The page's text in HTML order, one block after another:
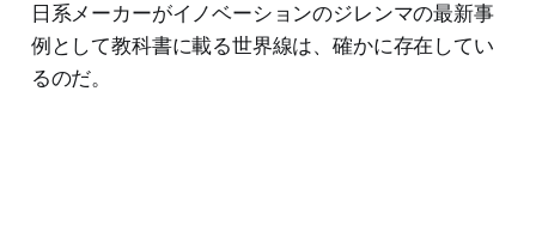
日系メーカーがイノベーションのジレンマの最新事
例として教科書に載る世界線は、確かに存在してい
るのだ。